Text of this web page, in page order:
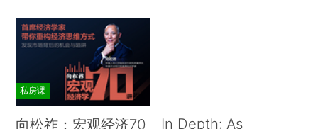
私房课
向松祚：宏观经济70
In Depth: As